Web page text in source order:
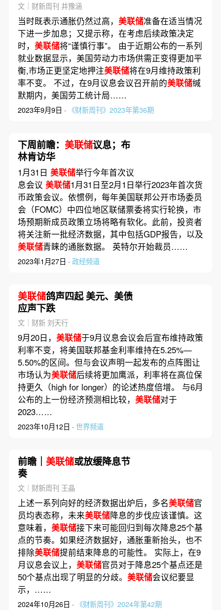
文｜财新周刊 井豫涵
当时既表示通胀仍然过高， 美联储准备在适当情况
下进一步加息；又提示称，在考虑后续政策决定
时， 美联储将“谨慎行事”。 由于近期公布的一系列
就业数据显示，美国劳动力市场供需正变得更加平
衡,市场正更坚定地押注美联储将在9月维持政策利
率不变。 不过，在9月议息会议召开前的美联储缄
默期内，美国劳工统计局……
2023年9月9日 · 《财新周刊》2023年第36期
下周前瞻： 美联储议息；布
林肯访华
1月31日 美联储举行今年首次议
息会议 美联储1月31日至2月1日举行2023年首次货
币政策会议。依惯例，每年美国联邦公开市场委员
会（FOMC）中四位地区联储票委将实行轮换，市
场预期新成员政策立场将略有软化。此前，投资者
将关注新一批经济数据，其中包括GDP报告，以及
美联储青睐的通胀数据。 英特尔开始裁员……
2023年1月27日 · 政经频道
美联储鸽声四起 美元、美债
应声下跌
文｜财新 刘天行
9月20日， 美联储于9月议息会议会后宣布维持政策
利率不变，将美国联邦基金利率维持在5.25%—
5.50%的区间。但与会议声明一起发布的点阵图让
市场认为美联储后续将更加鹰派，利率将在高位保
持更久（high for longer）的论述热度倍增。 与6月
公布的上一份经济预测相比较， 美联储对于
2023……
2023年10月12日 · 世界频道
前瞻｜ 美联储或放缓降息节
奏
文｜财新周刊 王晶
上述一系列向好的经济数据出炉后，多名美联储官
员均表态称，未来美联储降息的步伐应该谨慎。这
意味着， 美联储接下来可能回归到每次降息25个基
点的节奏。如果经济数据好，通胀重新抬头，也不
排除美联储提前结束降息的可能性。 实际上，在9
月议息会议上， 美联储官员对于降息25个基点还是
50个基点出现了明显的分歧。 美联储会议纪要显
示，……
2024年10月26日 · 《财新周刊》2024年第42期